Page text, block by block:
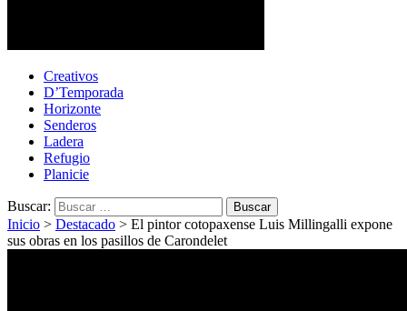
Cotopaxi Noticias
Primer periódico multimedia del centro del país
Creativos
D’Temporada
Horizonte
Senderos
Ladera
Refugio
Planicie
Buscar:
Inicio > Destacado > El pintor cotopaxense Luis Millingalli expone
sus obras en los pasillos de Carondelet